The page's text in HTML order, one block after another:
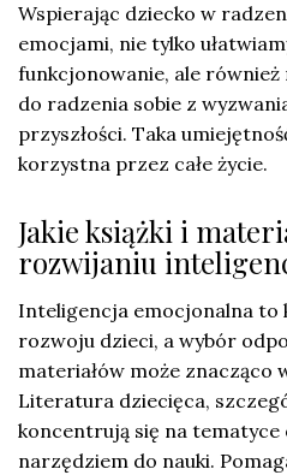
Wspierając dziecko w
emocjami, nie tylko
funkcjonowanie, ale
do radzenia sobie z
przyszłości. Taka
korzystna przez całe życie.
Jakie książki i
rozwijaniu
Inteligencja emocjonalna to
rozwoju dzieci, a wybór
materiałów może znacząco
Literatura dziecięca,
koncentrują się na tematyce
narzędziem do nauki.